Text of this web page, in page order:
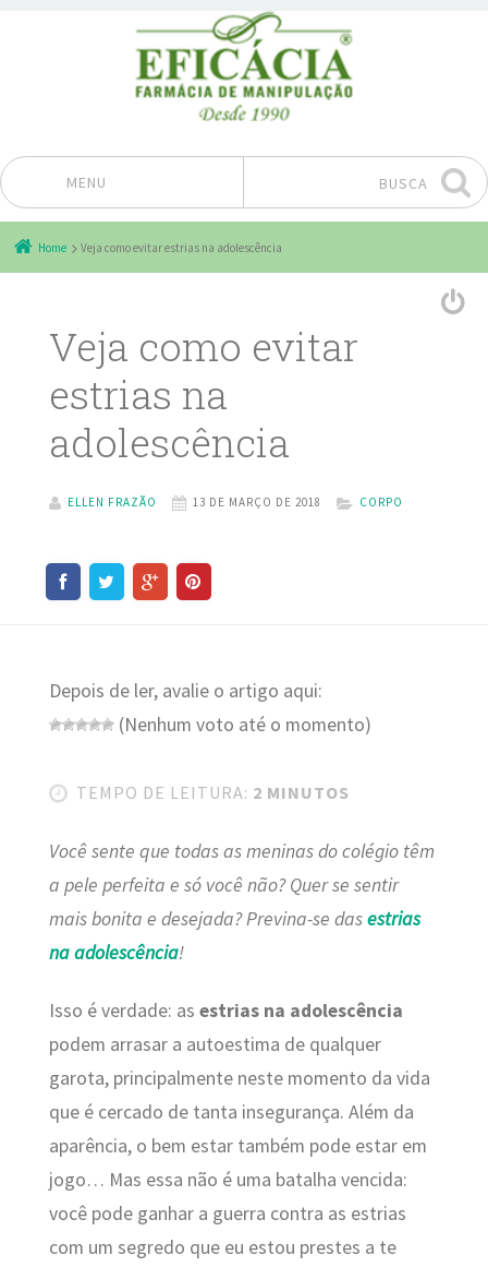
MENU
Pular para o conteúdo
BUSCA
Home Veja como evitar estrias na adolescência
Veja como evitar
estrias na
adolescência
ELLEN FRAZÃO 13 DE MARÇO DE 2018 CORPO
Depois de ler, avalie o artigo aqui:
(Nenhum voto até o momento)
TEMPO DE LEITURA: 2 MINUTOS
Você sente que todas as meninas do colégio têm
a pele perfeita e só você não? Quer se sentir
mais bonita e desejada? Previna-se dasestrias
na adolescência!
Isso é verdade: as estrias na adolescência
podem arrasar a autoestima de qualquer
garota, principalmente neste momento da vida
que é cercado de tanta insegurança. Além da
aparência, o bem estar também pode estar em
jogo… Mas essa não é uma batalha vencida:
você pode ganhar a guerra contra as estrias
com um segredo que eu estou prestes a te